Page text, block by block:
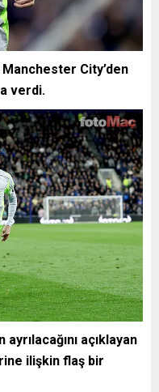
City’den
verdi.
açıklayan
ilişkin flaş bir